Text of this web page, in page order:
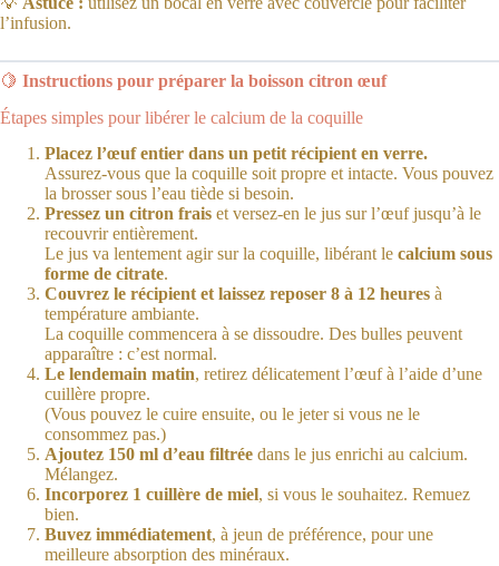
l’infusion.
🍋 Instructions pour préparer la boisson citron œuf
Étapes simples pour libérer le calcium de la coquille
Placez l’œuf entier dans un petit récipient en verre.
Assurez-vous que la coquille soit propre et intacte. Vous pouvez
la brosser sous l’eau tiède si besoin.
Pressez un citron frais et versez-en le jus sur l’œuf jusqu’à le
recouvrir entièrement.
Le jus va lentement agir sur la coquille, libérant le calcium sous
forme de citrate.
Couvrez le récipient et laissez reposer 8 à 12 heures à
température ambiante.
La coquille commencera à se dissoudre. Des bulles peuvent
apparaître : c’est normal.
Le lendemain matin, retirez délicatement l’œuf à l’aide d’une
cuillère propre.
(Vous pouvez le cuire ensuite, ou le jeter si vous ne le
consommez pas.)
Ajoutez 150 ml d’eau filtrée dans le jus enrichi au calcium.
Mélangez.
Incorporez 1 cuillère de miel, si vous le souhaitez. Remuez
bien.
Buvez immédiatement, à jeun de préférence, pour une
meilleure absorption des minéraux.